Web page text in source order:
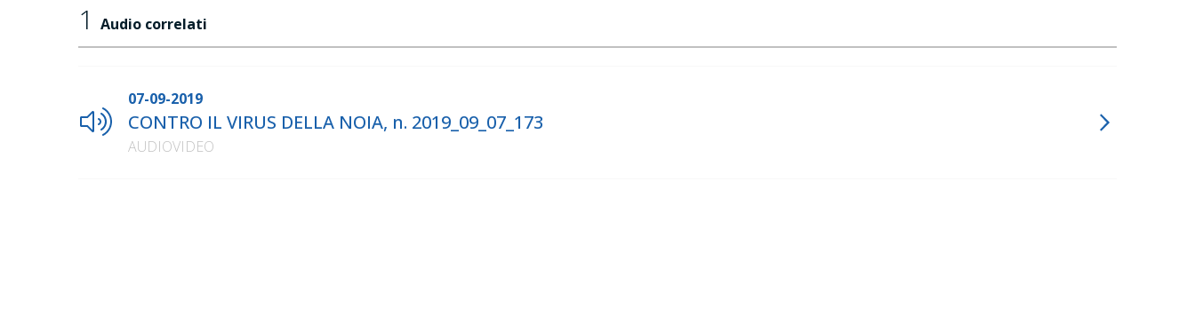
1 Audio correlati
07-09-2019
CONTRO IL VIRUS DELLA NOIA, n. 2019_09_07_173
AUDIOVIDEO